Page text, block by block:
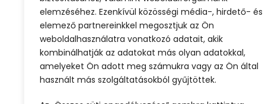
elemzéséhez. Ezenkívül közösségi média-, hirdető- és
elemező partnereinkkel megosztjuk az Ön
weboldalhasználatra vonatkozó adatait, akik
kombinálhatják az adatokat más olyan adatokkal,
amelyeket Ön adott meg számukra vagy az Ön által
használt más szolgáltatásokból gyűjtöttek.